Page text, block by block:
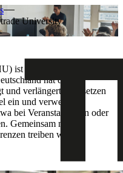
University
ist seit 2019 als Fairtrade
hat diese
und verlängert. Wir setzen
ein und verwenden
bei Veranstaltungen oder
Gemeinsam mit
treiben wir den